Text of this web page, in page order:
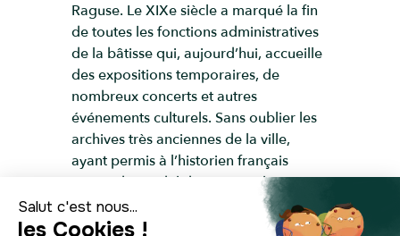
Raguse. Le XIXe siècle a marqué la fin
de toutes les fonctions administratives
de la bâtisse qui, aujourd’hui, accueille
des expositions temporaires, de
nombreux concerts et autres
événements culturels. Sans oublier les
archives très anciennes de la ville,
ayant permis à l’historien français
Fernand Braudel d’écrire son livre La
Méditerranée. Si la visite du palais
Sponza s’avère payante, admirer toute